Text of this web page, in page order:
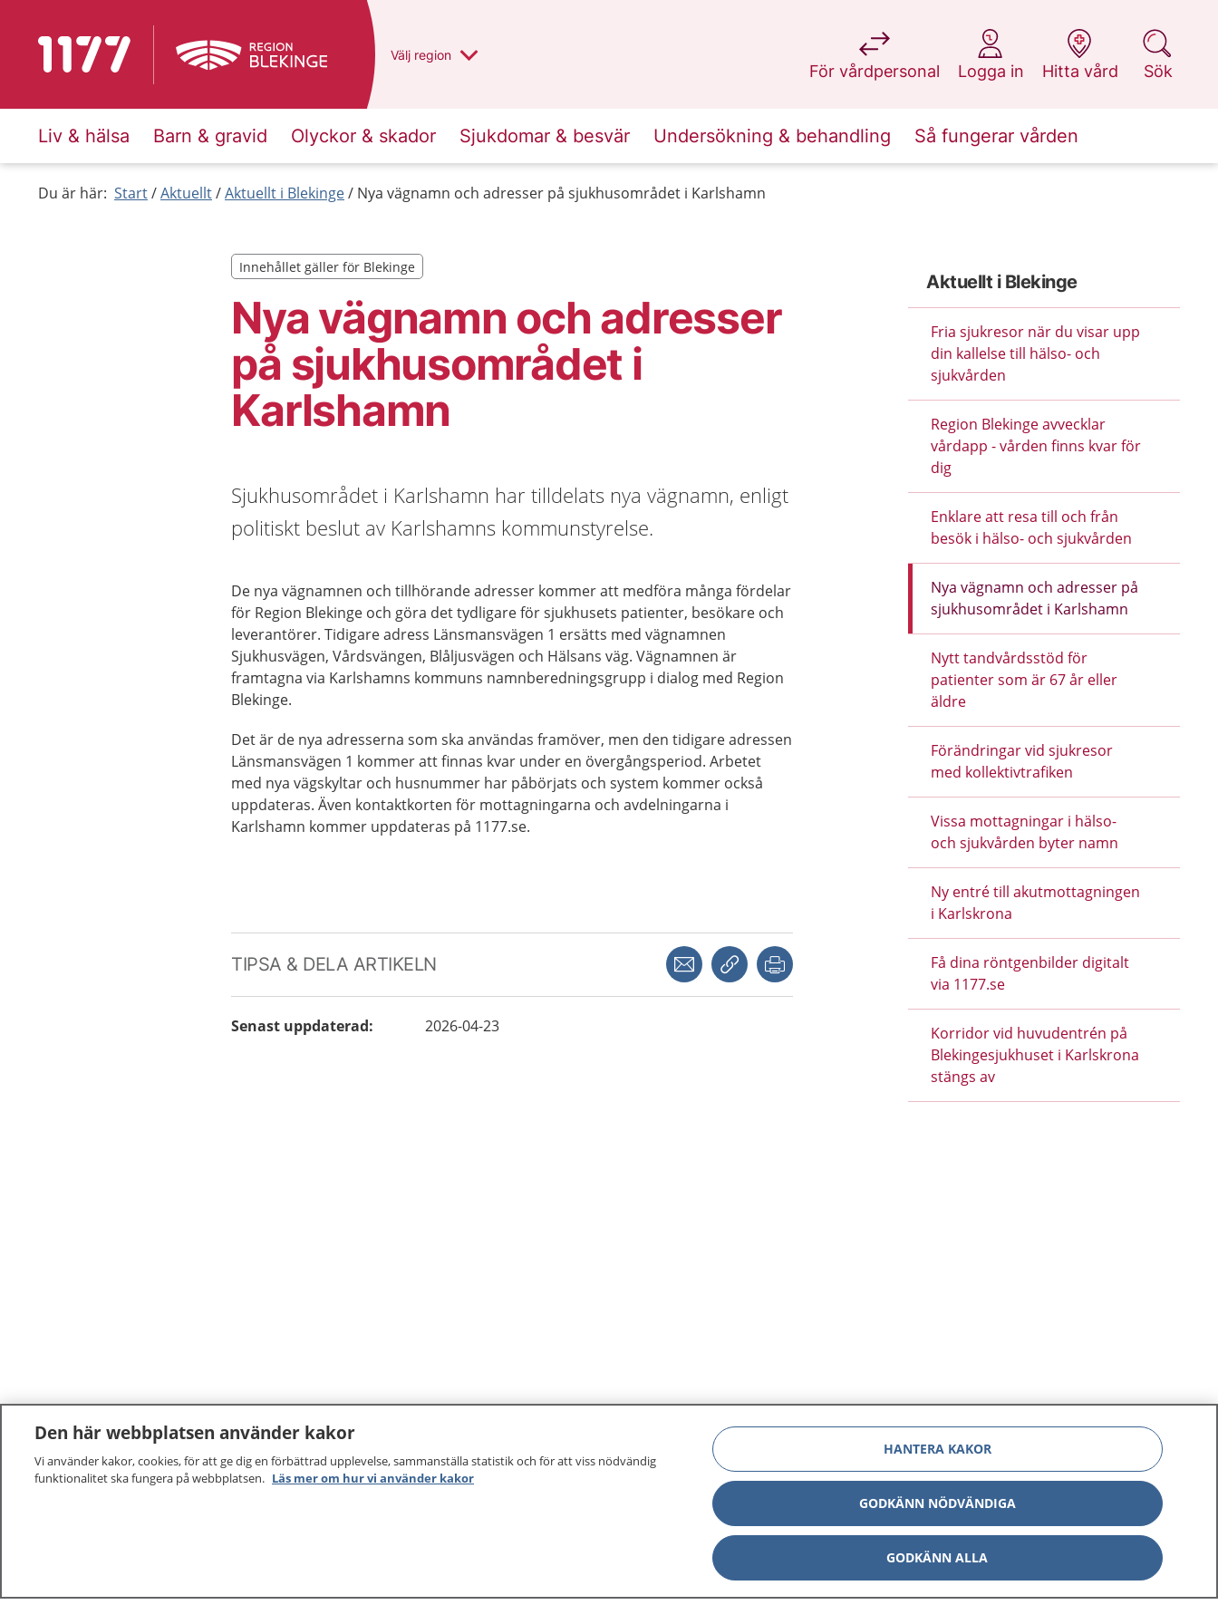
Till startsidan för 1177 Du har valt region
Välj en annan
region
För vårdpersonal
på 1177.se
Logga in
på 1177.se
Hitta vård
på 1177.se
Sök
på 1177.se
Liv & hälsa Barn & gravid Olyckor & skador Sjukdomar & besvär Undersökning & behandling Så fungerar vården
Du är här: Start Aktuellt Aktuellt i Blekinge Nya vägnamn och adresser på sjukhusområdet i Karlshamn
Nya vägnamn och adresser
på sjukhusområdet i
Karlshamn
Innehållet gäller för Blekinge
Innehållet gäller för Blekinge
Sjukhusområdet i Karlshamn har tilldelats nya vägnamn, enligt
politiskt beslut av Karlshamns kommunstyrelse.
De nya vägnamnen och tillhörande adresser kommer att medföra många fördelar
för Region Blekinge och göra det tydligare för sjukhusets patienter, besökare och
leverantörer. Tidigare adress Länsmansvägen 1 ersätts med vägnamnen
Sjukhusvägen, Vårdsvängen, Blåljusvägen och Hälsans väg. Vägnamnen är
framtagna via Karlshamns kommuns namnberedningsgrupp i dialog med Region
Blekinge.
Det är de nya adresserna som ska användas framöver, men den tidigare adressen
Länsmansvägen 1 kommer att finnas kvar under en övergångsperiod. Arbetet
med nya vägskyltar och husnummer har påbörjats och system kommer också
uppdateras. Även kontaktkorten för mottagningarna och avdelningarna i
Karlshamn kommer uppdateras på 1177.se.
TIPSA & DELA ARTIKELN Dela via mejlKopiera länk
Senast uppdaterad: 2026-04-23
Aktuellt i Blekinge
Fria sjukresor när du visar upp
din kallelse till hälso- och
sjukvården
Region Blekinge avvecklar
vårdapp - vården finns kvar för
dig
Enklare att resa till och från
besök i hälso- och sjukvården
Nya vägnamn och adresser på
sjukhusområdet i Karlshamn
Nytt tandvårdsstöd för
patienter som är 67 år eller
äldre
Förändringar vid sjukresor
med kollektivtrafiken
Vissa mottagningar i hälso-
och sjukvården byter namn
Ny entré till akutmottagningen
i Karlskrona
Få dina röntgenbilder digitalt
via 1177.se
Korridor vid huvudentrén på
Blekingesjukhuset i Karlskrona
stängs av
vilka mottagningar du kan kontakta. Logga in för att läsa din journal
Other languages
Den här webbplatsen använder kakor
Vi använder kakor, cookies, för att ge dig en förbättrad upplevelse, sammanställa statistik och för att viss nödvändig
funktionalitet ska fungera på webbplatsen. Läs mer om hur vi använder kakor
HANTERA KAKOR
GODKÄNN NÖDVÄNDIGA
GODKÄNN ALLA